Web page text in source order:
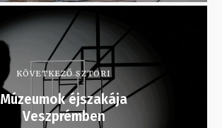
KÖVETKEZŐ SZTORI
Múzeumok éjszakája
Veszprémben